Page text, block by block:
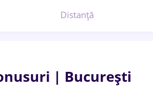
Distanță
| București